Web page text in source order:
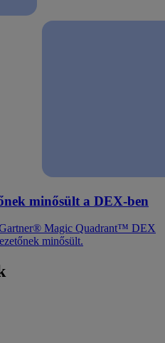
minősült a DEX-ben
Magic Quadrant™ DEX
minősült.